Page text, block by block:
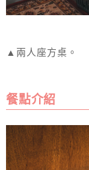
▲兩人座方桌。
餐點介紹